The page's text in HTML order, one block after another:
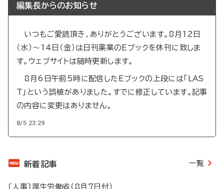
編集長からのお知らせ
いつもご愛読頂き、ありがとうございます。8月12日
（水）～14日（金）は日刊薬業のEブックを休刊に致しま
す。ウェブサイトは随時更新します。
8月6日午前5時に配信したEブックの上段には「LAS
T」という誤植がありました。すでに修正しています。記事
の内容に変更はありません。
8/5 23:29
新着記事 一覧
〔人事〕厚生労働省（8月7日付）